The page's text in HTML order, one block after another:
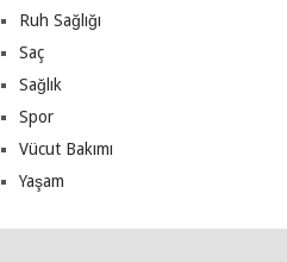
Ruh Sağlığı
Saç
Sağlık
Spor
Vücut Bakımı
Yaşam